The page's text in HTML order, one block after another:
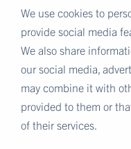
We use cookies to
provide social media
We also share
our social media,
may combine it with
provided to them or
of their services.
MEER EUROFINS
Eurofins Nederland
Eurofins Scientific
Eurofins Worldwide map